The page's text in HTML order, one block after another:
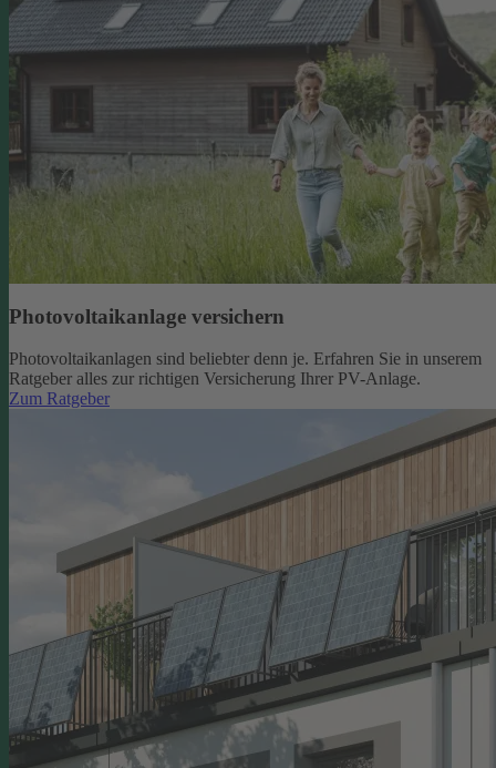
Photovoltaikanlage versichern
Photovoltaikanlagen sind beliebter denn je. Erfahren Sie in unserem
Ratgeber alles zur richtigen Versicherung Ihrer PV-Anlage.
Zum Ratgeber